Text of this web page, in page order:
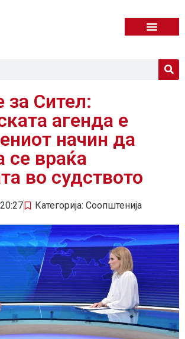
за Сител:
агенда е
начин да
се враќа
во судството
20:27 Категорија: Соопштенија